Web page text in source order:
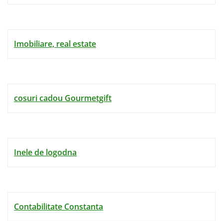
Imobiliare, real estate
cosuri cadou Gourmetgift
Inele de logodna
Contabilitate Constanta